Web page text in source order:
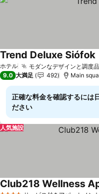
ホテル モダンなデザインと調度品
Trend Deluxe Siófok
9.0 大満足 492 Main
正確な料金を確認するには
ださい
人気施設
Club218 Wellness